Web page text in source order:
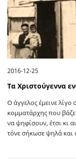
2016-12-25
Τα Χριστούγεννα
Ο άγγελος έμεινε
κομματάρχης που
να ψηφίσουν, έτσι κι
τόνε σήκωσε ψηλά